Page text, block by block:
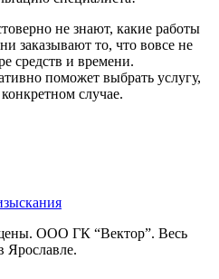
не знают, какие работы
заказывают то, что вовсе не
средств и времени.
поможет выбрать услугу,
случае.
ООО ГК “Вектор”. Весь
Ярославле.